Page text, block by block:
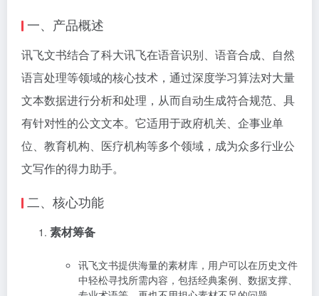
一、产品概述
讯飞文书结合了科大讯飞在语音识别、语音合成、自然
语言处理等领域的核心技术，通过深度学习算法对大量
文本数据进行分析和处理，从而自动生成符合规范、具
有针对性的公文文本。它适用于政府机关、企事业单
位、教育机构、医疗机构等多个领域，成为众多行业公
文写作的得力助手。
二、核心功能
素材筹备
讯飞文书提供海量的素材库，用户可以在历史文件
中轻松寻找所需内容，包括经典案例、数据支撑、